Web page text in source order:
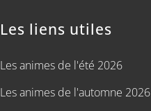
Les liens utiles
Les animes de l'été 2026
Les animes de l'automne 2026